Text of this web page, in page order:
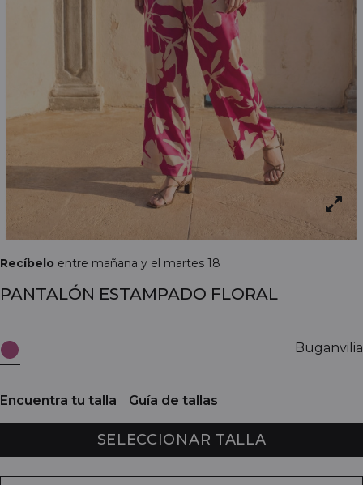
Recíbelo entre mañana y el martes 18
PANTALÓN ESTAMPADO FLORAL
Buganvilia
Encuentra tu talla Guía de tallas
SELECCIONAR TALLA